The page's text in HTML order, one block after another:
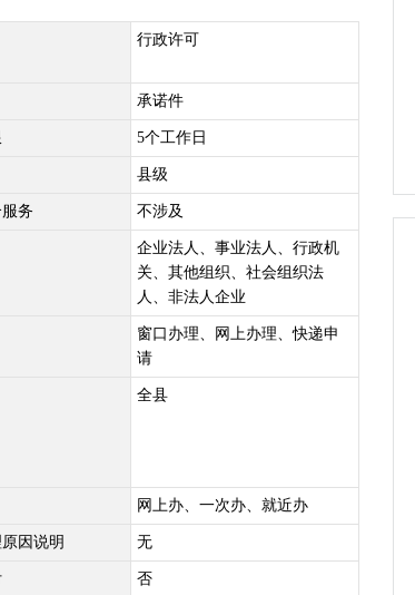
行政许可
承诺件
5个工作日
县级
务 不涉及
企业法人、事业法人、行政机
关、其他组织、社会组织法
人、非法人企业
窗口办理、网上办理、快递申
请
全县
网上办、一次办、就近办
因说明 无
否